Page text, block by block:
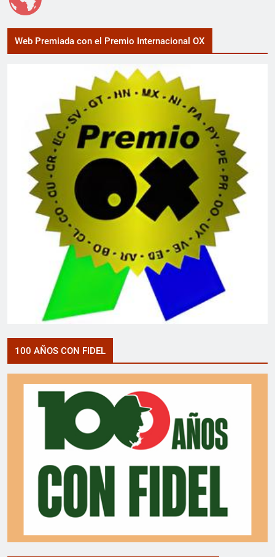
Web Premiada con el Premio Internacional OX
100 AÑOS CON FIDEL